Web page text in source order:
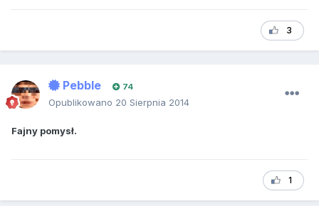
3
Pebble 74
Opublikowano 20 Sierpnia 2014
Fajny pomysł.
1